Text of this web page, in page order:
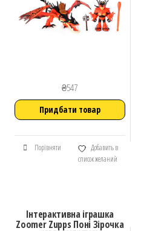
₴547
Придбати товар
Порівняти
Добавить в
список желаний
Інтерактивна іграшка
Zoomer Zupps Поні Зірочка